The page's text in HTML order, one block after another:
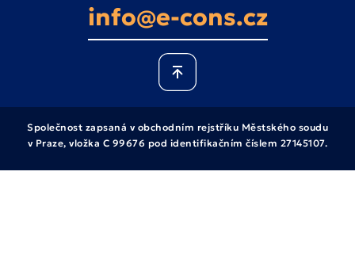
info@e-cons.cz
Společnost zapsaná v obchodním rejstříku Městského soudu
v Praze, vložka C 99676 pod identifikačním číslem 27145107.